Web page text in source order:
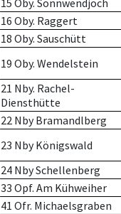
15 Oby. Sonnwendjoch
16 Oby. Raggert
18 Oby. Sauschütt
19 Oby. Wendelstein
21 Nby. Rachel-
Diensthütte
22 Nby Bramandlberg
23 Nby Königswald
24 Nby Schellenberg
33 Opf. Am Kühweiher
41 Ofr. Michaelsgraben